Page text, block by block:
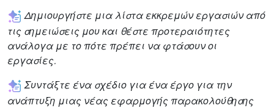
Δημιουργήστε μια λίστα εκκρεμών εργασιών από
τις σημειώσεις μου και θέστε προτεραιότητες
ανάλογα με το πότε πρέπει να φτάσουν οι
εργασίες.
Συντάξτε ένα σχέδιο για ένα έργο για την
ανάπτυξη μιας νέας εφαρμογής παρακολούθησης